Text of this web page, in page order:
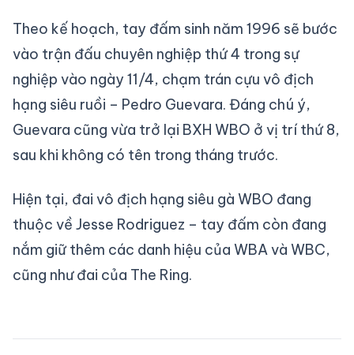
Theo kế hoạch, tay đấm sinh năm 1996 sẽ bước
vào trận đấu chuyên nghiệp thứ 4 trong sự
nghiệp vào ngày 11/4, chạm trán cựu vô địch
hạng siêu ruồi – Pedro Guevara. Đáng chú ý,
Guevara cũng vừa trở lại BXH WBO ở vị trí thứ 8,
sau khi không có tên trong tháng trước.
Hiện tại, đai vô địch hạng siêu gà WBO đang
thuộc về Jesse Rodriguez – tay đấm còn đang
nắm giữ thêm các danh hiệu của WBA và WBC,
cũng như đai của The Ring.